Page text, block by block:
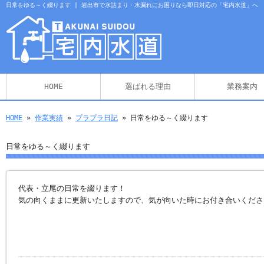
日常をゆる～く綴ります | 岩出市で水詰まり・水漏れにお困りなら即日対応の「宅内水道」へ
HOME 選ばれる理由 業務案内
HOME » 作業実績 » プラプラ日記 » 日常をゆる～く綴ります
日常をゆる～く綴ります
代表・立尾の日常を綴ります！
気の向くままに更新いたしますので、気が向いた時にお付き合いくだ